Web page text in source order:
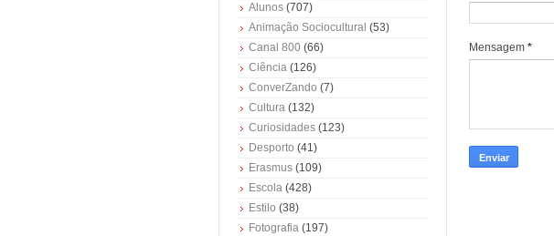
Alunos (707)
Animação Sociocultural (53)
Canal 800 (66)
Ciência (126)
ConverZando (7)
Cultura (132)
Curiosidades (123)
Desporto (41)
Erasmus (109)
Escola (428)
Estilo (38)
Fotografia (197)
Mensagem *